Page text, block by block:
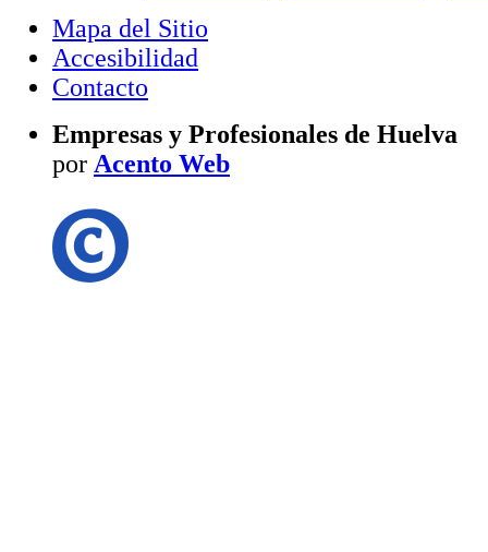
Mapa del Sitio
Accesibilidad
Contacto
Empresas y Profesionales de Huelva
por Acento Web